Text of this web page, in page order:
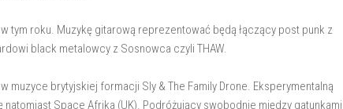
tym roku. Muzykę gitarową reprezentować będą łączący post punk z
black metalowcy z Sosnowca czyli THAW.
muzyce brytyjskiej formacji Sly & The Family Drone. Eksperymentalną
Space Afrika (UK). Podróżujący swobodnie między gatunkami